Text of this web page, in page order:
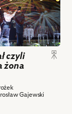
czyli
żona
Gajewski